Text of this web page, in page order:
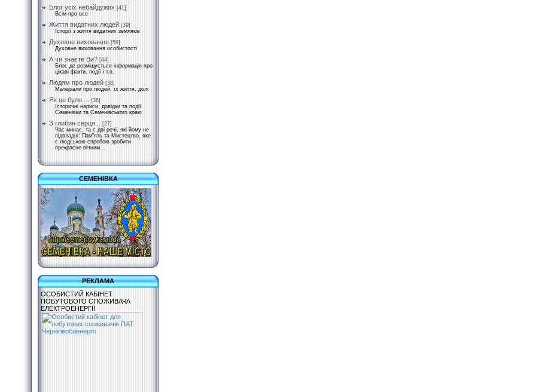
Блог усіх небайдужих [41]
Всім про все
Життя видатних людей [39]
Історії з життя видатних земляків
Духовне виховання [59]
Духовне виховання особистості
А чи знаєте Ви? [44]
Блог, де розміщується інформація про
цікаві факти, події і т.п.
Людям про людей [38]
Матеріали про людей, їх життя, долі
Як це було ...
[36]
Історичні нариси, довідки та події
Семенівки та Семенівського краю
З глибин серця...
[27]
Час минає, та є дві речі, які йому не
підвладні: Пам"ять та Мистецтво, яке
є людською спробою зробити
прекрасне вічним...
СЕМЕНІВКА
РЕКЛАМА
ОСОБИСТИЙ КАБІНЕТ
ПОБУТОВОГО СПОЖИВАЧА
ЕЛЕКТРОЕНЕРГІЇ